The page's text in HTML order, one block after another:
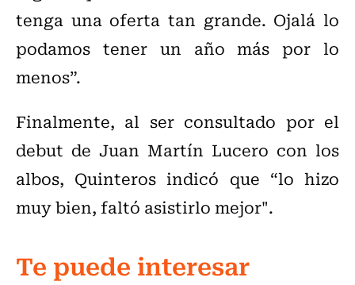
tenga una oferta tan grande. Ojalá lo
podamos tener un año más por lo
menos”.
Finalmente, al ser consultado por el
debut de Juan Martín Lucero con los
albos, Quinteros indicó que “lo hizo
muy bien, faltó asistirlo mejor".
Te puede interesar